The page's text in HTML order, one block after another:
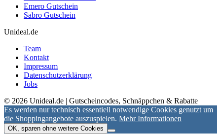
Emero Gutschein
Sabro Gutschein
Unideal.de
Team
Kontakt
Impressum
Datenschutzerklärung
Jobs
© 2026 Unideal.de | Gutscheincodes, Schnäppchen & Rabatte
Es werden nur technisch essentiell notwendige Cookies genutzt um
die Shoppingangebote auszuspielen. Mehr Informationen
OK, sparen ohne weitere Cookies